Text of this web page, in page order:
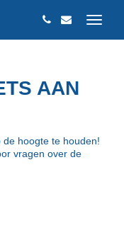
AAN
hoogte te houden!
vragen over de